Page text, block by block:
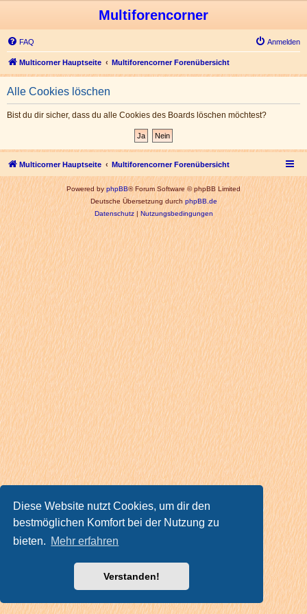
Diese Website nutzt Cookies, um dir den
bestmöglichen Komfort bei der Nutzung zu
bieten. Mehr erfahren
Verstanden!
Multiforencorner
FAQ Anmelden
Multicorner Hauptseite Multiforencorner Forenübersicht
Alle Cookies löschen
Bist du dir sicher, dass du alle Cookies des Boards löschen möchtest?
Multicorner Hauptseite Multiforencorner Forenübersicht
Powered byphpBB® Forum Software © phpBB Limited
Deutsche Übersetzung durchphpBB.de
Datenschutz|Nutzungsbedingungen